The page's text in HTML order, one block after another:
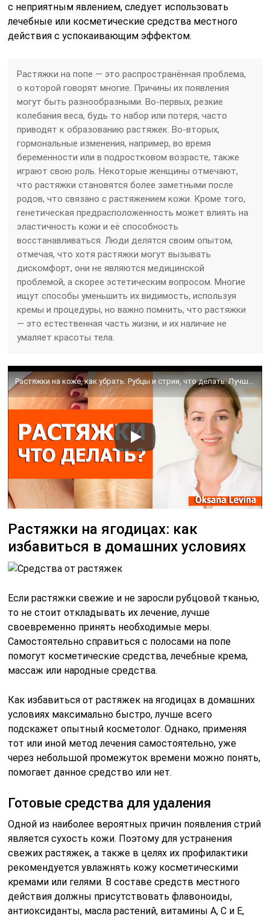
с неприятным явлением, следует использовать
лечебные или косметические средства местного
действия с успокаивающим эффектом.
Растяжки на попе — это распространённая проблема,
о которой говорят многие. Причины их появления
могут быть разнообразными. Во-первых, резкие
колебания веса, будь то набор или потеря, часто
приводят к образованию растяжек. Во-вторых,
гормональные изменения, например, во время
беременности или в подростковом возрасте, также
играют свою роль. Некоторые женщины отмечают,
что растяжки становятся более заметными после
родов, что связано с растяжением кожи. Кроме того,
генетическая предрасположенность может влиять на
эластичность кожи и её способность
восстанавливаться. Люди делятся своим опытом,
отмечая, что хотя растяжки могут вызывать
дискомфорт, они не являются медицинской
проблемой, а скорее эстетическим вопросом. Многие
ищут способы уменьшить их видимость, используя
кремы и процедуры, но важно помнить, что растяжки
— это естественная часть жизни, и их наличие не
умаляет красоты тела.
Растяжки на ягодицах: как
избавиться в домашних условиях
Если растяжки свежие и не заросли рубцовой тканью,
то не стоит откладывать их лечение, лучше
своевременно принять необходимые меры.
Самостоятельно справиться с полосами на попе
помогут косметические средства, лечебные крема,
массаж или народные средства.
Как избавиться от растяжек на ягодицах в домашних
условиях максимально быстро, лучше всего
подскажет опытный косметолог. Однако, применяя
тот или иной метод лечения самостоятельно, уже
через небольшой промежуток времени можно понять,
помогает данное средство или нет.
Готовые средства для удаления
Одной из наиболее вероятных причин появления стрий
является сухость кожи. Поэтому для устранения
свежих растяжек, а также в целях их профилактики
рекомендуется увлажнять кожу косметическими
кремами или гелями. В составе средств местного
действия должны присутствовать флавоноиды,
антиоксиданты, масла растений, витамины А, С и Е,